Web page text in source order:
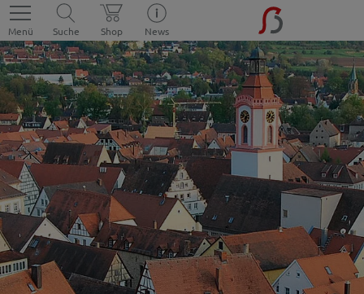
Menü Suche Shop News